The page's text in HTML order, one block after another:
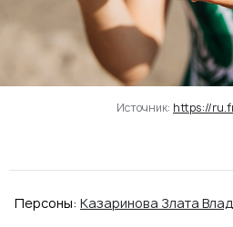
Источник: https://
Персоны: Казаринова Злата